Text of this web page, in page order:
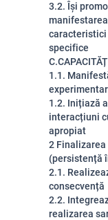
3.2. Își
caracteristici
specifice
1.1.
1.2. Inițiază
interacțiuni
apropiat
2
(persistență
2.1.
consecvență
2.2.
realizarea